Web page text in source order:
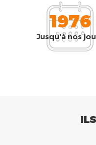
1976
Jusqu'à nos